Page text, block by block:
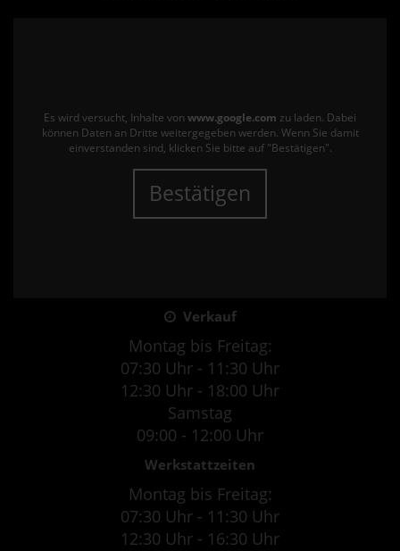
Es wird versucht, Inhalte von www.google.com zu laden. Dabei
können Daten an Dritte weitergegeben werden. Wenn Sie damit
einverstanden sind, klicken Sie bitte auf "Bestätigen".
Bestätigen
Verkauf
Montag bis Freitag:
07:30 Uhr - 11:30 Uhr
12:30 Uhr - 18:00 Uhr
Samstag
09:00 - 12:00 Uhr
Werkstattzeiten
Montag bis Freitag:
07:30 Uhr - 11:30 Uhr
12:30 Uhr - 16:30 Uhr